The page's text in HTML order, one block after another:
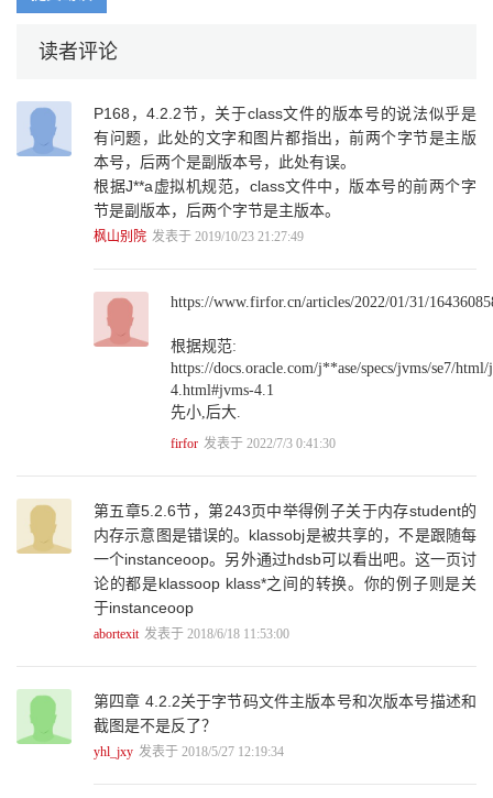
第3章 Java数据结构与面向对象 117
3.3 Java数据结构之偶然性 129
3.4 Java类型识别 132
3.4.1 class字节码概述 133
3.4.2 魔数与JVM内部的int类型 136
3.4.3 常量池与JVM内部对象模型 137
3.5 大端与小端 143
3.5.3 大小端验证 149
3.5.4 大端和小端产生的场景 151
3.5.5 如何解决字节序反转 154
3.5.6 大小端问题的避免 156
3.5.7 JVM对字节码文件的大小端处理 156
4.1 字节码格式初探 161
4.1.3 查看字节码二进制 165
4.2 魔数与版本 166
4.2.1 魔数 168
4.2.2 版本号 168
4.3 常量池 169
4.3.1 常量池的基本结构 169
4.3.4 常量池的结束位置 172
4.3.5 常量池元素总数量 172
4.3.6 第一个常量池元素 173
4.3.7 第二个常量池元素 174
读者评论
P168，4.2.2节，关于class文件的版本号的说法似乎是
有问题，此处的文字和图片都指出，前两个字节是主版
本号，后两个是副版本号，此处有误。
根据J**a虚拟机规范，class文件中，版本号的前两个字
节是副版本，后两个字节是主版本。
枫山别院 发表于 2019/10/23 21:27:49
https://www.firfor.cn/articles/2022/01/31/
根据规范:
https://docs.oracle.com/j**ase/specs/jvms/se7/
4.html#jvms-4.1
先小,后大.
firfor 发表于 2022/7/3 0:41:30
第五章5.2.6节，第243页中举得例子关于内存student的
内存示意图是错误的。klassobj是被共享的，不是跟随每
一个instanceoop。另外通过hdsb可以看出吧。这一页讨
论的都是klassoop klass*之间的转换。你的例子则是关
于instanceoop
abortexit 发表于 2018/6/18 11:53:00
第四章 4.2.2关于字节码文件主版本号和次版本号描述和
截图是不是反了？
yhl_jxy 发表于 2018/5/27 12:19:34